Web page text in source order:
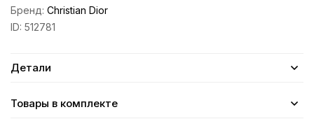
Бренд: Christian Dior
ID: 512781
Детали
Товары в комплекте